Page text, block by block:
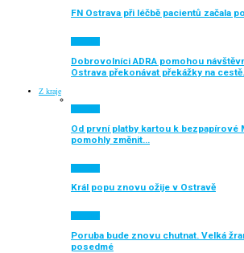
FN Ostrava při léčbě pacientů začala
Dobrovolníci ADRA pomohou
Ostrava překonávat překážky na
Z kraje
Od první platby kartou k bezpapírové
pomohly změnit…
Král popu znovu ožije v Ostravě
Poruba bude znovu chutnat. Velká
posedmé